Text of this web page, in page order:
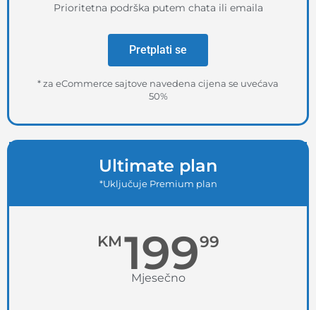
Prioritetna podrška putem chata ili emaila
Pretplati se
* za eCommerce sajtove navedena cijena se uvećava
50%
Ultimate plan
*Uključuje Premium plan
KM 19999
Mjesečno